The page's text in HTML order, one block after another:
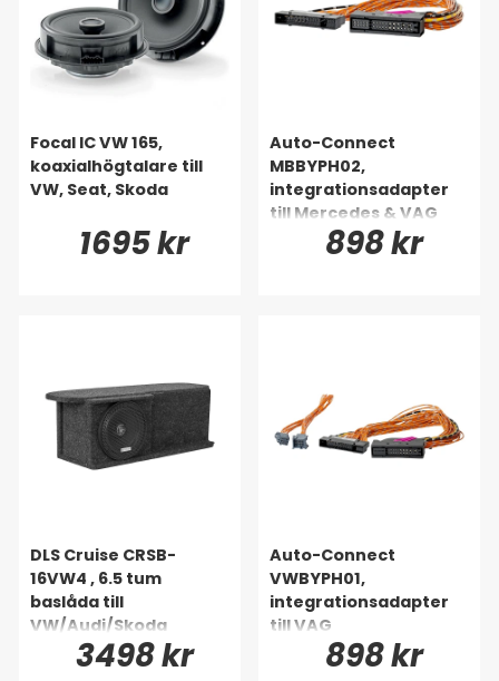
Focal IC VW 165,
koaxialhögtalare till
VW, Seat, Skoda
1695 kr
Auto-Connect
MBBYPH02,
integrationsadapter
till Mercedes & VAG
898 kr
DLS Cruise CRSB-
16VW4 , 6.5 tum
baslåda till
VW/Audi/Skoda
3498 kr
Auto-Connect
VWBYPH01,
integrationsadapter
till VAG
898 kr